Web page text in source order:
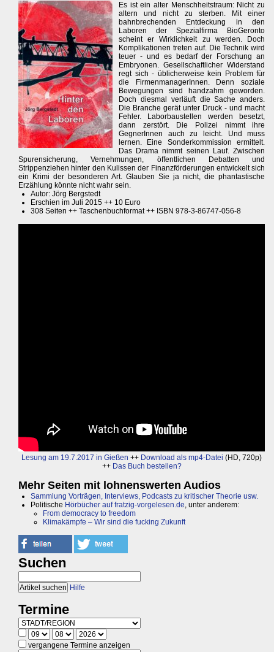
Es ist ein alter Menschheitstraum: Nicht zu
altern und nicht zu sterben. Mit einer
bahnbrechenden Entdeckung in den
Laboren der Spezialfirma BioGeronto
scheint er Wirklichkeit zu werden. Doch
Komplikationen treten auf. Die Technik wird
teuer - und es bedarf der Forschung an
Embryonen. Gesellschaftlicher Widerstand
regt sich - üblicherweise kein Problem für
die FirmenmanagerInnen. Denn soziale
Bewegungen sind handzahm geworden.
Doch diesmal verläuft die Sache anders.
Die Branche gerät unter Druck - und macht
Fehler. Laborbaustellen werden besetzt,
dann zerstört. Die Polizei nimmt ihre
GegnerInnen auch zu leicht. Und muss
lernen. Eine Sonderkommission ermittelt.
Das Drama nimmt seinen Lauf. Zwischen
Spurensicherung, Vernehmungen, öffentlichen Debatten und
Strippenziehen hinter den Kulissen der Finanzförderungen entwickelt sich
ein Krimi der besonderen Art. Glauben Sie ja nicht, die phantastische
Erzählung könnte nicht wahr sein.
Autor: Jörg Bergstedt
Erschien im Juli 2015 ++ 10 Euro
308 Seiten ++ Taschenbuchformat ++ ISBN 978-3-86747-056-8
Lesung am 19.7.2017 in Gießen ++ Download als mp4-Datei (HD, 720p)
++ Das Buch bestellen?
Mehr Seiten mit lohnenswerten Audios
Sammlung Vorträgen, Interviews, Podcasts zu kritischer Theorie usw.
Politische Hörbücher auf fratzig-vorgelesen.de, unter anderem:
From democracy to freedom
Klimakämpfe – Wir sind die fucking Zukunft
Suchen
Hilfe
Termine
vergangene Termine anzeigen